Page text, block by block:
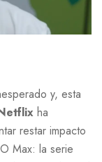
y, esta
ha
restar impacto
Max: la serie